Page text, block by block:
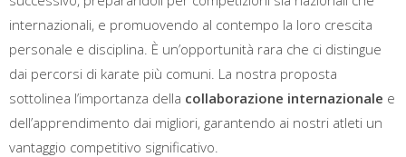
internazionali, e promuovendo al contempo la loro crescita
personale e disciplina. È un’opportunità rara che ci distingue
dai percorsi di karate più comuni. La nostra proposta
sottolinea l’importanza della collaborazione internazionale e
dell’apprendimento dai migliori, garantendo ai nostri atleti un
vantaggio competitivo significativo.